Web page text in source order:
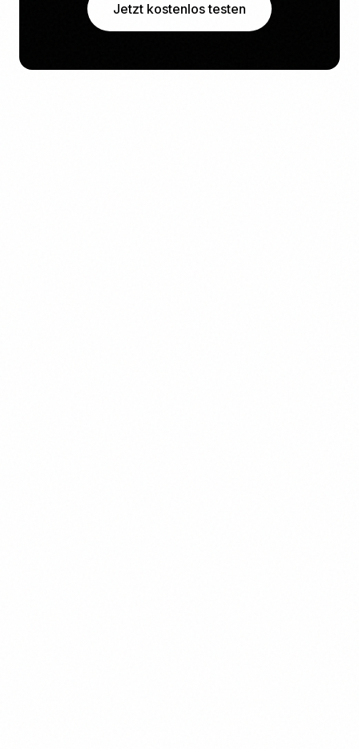
Jetzt kostenlos testen